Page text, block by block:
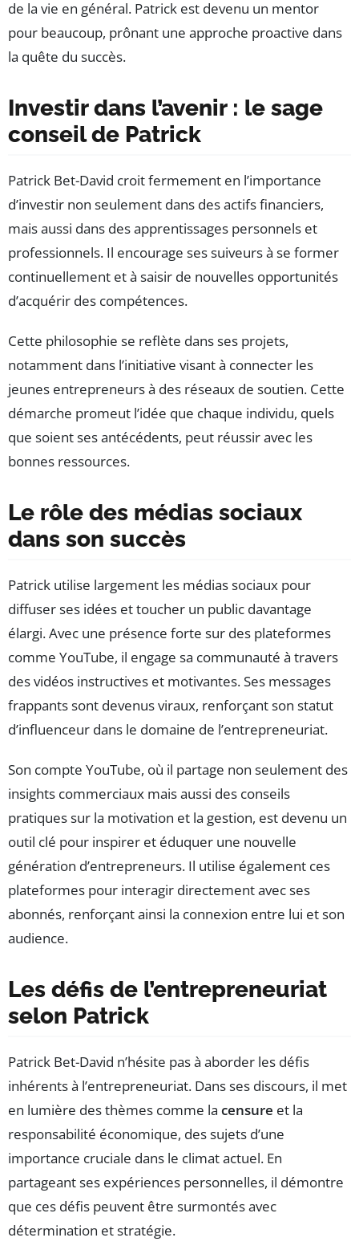
de la vie en général. Patrick est devenu un mentor
pour beaucoup, prônant une approche proactive dans
la quête du succès.
Investir dans l’avenir : le sage
conseil de Patrick
Patrick Bet-David croit fermement en l’importance
d’investir non seulement dans des actifs financiers,
mais aussi dans des apprentissages personnels et
professionnels. Il encourage ses suiveurs à se former
continuellement et à saisir de nouvelles opportunités
d’acquérir des compétences.
Cette philosophie se reflète dans ses projets,
notamment dans l’initiative visant à connecter les
jeunes entrepreneurs à des réseaux de soutien. Cette
démarche promeut l’idée que chaque individu, quels
que soient ses antécédents, peut réussir avec les
bonnes ressources.
Le rôle des médias sociaux
dans son succès
Patrick utilise largement les médias sociaux pour
diffuser ses idées et toucher un public davantage
élargi. Avec une présence forte sur des plateformes
comme YouTube, il engage sa communauté à travers
des vidéos instructives et motivantes. Ses messages
frappants sont devenus viraux, renforçant son statut
d’influenceur dans le domaine de l’entrepreneuriat.
Son compte YouTube, où il partage non seulement des
insights commerciaux mais aussi des conseils
pratiques sur la motivation et la gestion, est devenu un
outil clé pour inspirer et éduquer une nouvelle
génération d’entrepreneurs. Il utilise également ces
plateformes pour interagir directement avec ses
abonnés, renforçant ainsi la connexion entre lui et son
audience.
Les défis de l’entrepreneuriat
selon Patrick
Patrick Bet-David n’hésite pas à aborder les défis
inhérents à l’entrepreneuriat. Dans ses discours, il met
en lumière des thèmes comme la censure et la
responsabilité économique, des sujets d’une
importance cruciale dans le climat actuel. En
partageant ses expériences personnelles, il démontre
que ces défis peuvent être surmontés avec
détermination et stratégie.